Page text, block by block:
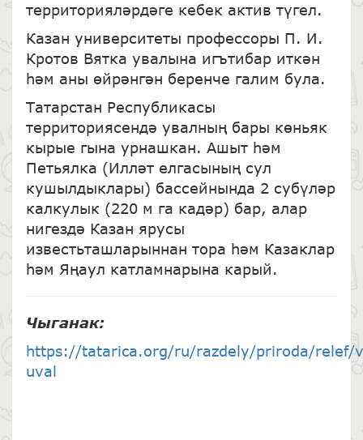
территорияләрдәге кебек актив түгел.
Казан университеты профессоры П. И.
Кротов Вятка увалына игътибар иткән
һәм аны өйрәнгән беренче галим була.
Татарстан Республикасы
территориясендә увалның бары көньяк
кырые гына урнашкан. Ашыт һәм
Петьялка (Илләт елгасының сул
кушылдыклары) бассейнында 2 субүләр
калкулык (220 м га кадәр) бар, алар
нигездә Казан ярусы
известьташларыннан тора һәм Казаклар
һәм Яңаул катламнарына карый.
Чыганак:
https://tatarica.org/ru/razdely/priroda/relef/
uval